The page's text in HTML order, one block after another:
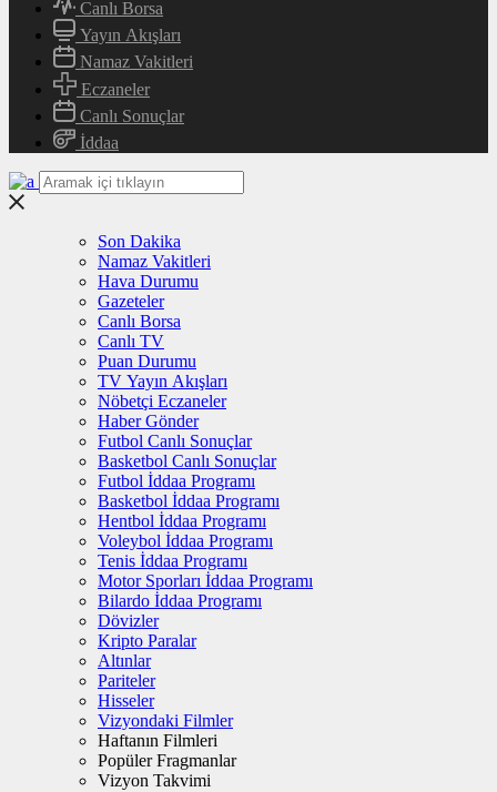
Canlı Borsa
Yayın Akışları
Namaz Vakitleri
Eczaneler
Canlı Sonuçlar
İddaa
Son Dakika
Namaz Vakitleri
Hava Durumu
Gazeteler
Canlı Borsa
Canlı TV
Puan Durumu
TV Yayın Akışları
Nöbetçi Eczaneler
Haber Gönder
Futbol Canlı Sonuçlar
Basketbol Canlı Sonuçlar
Futbol İddaa Programı
Basketbol İddaa Programı
Hentbol İddaa Programı
Voleybol İddaa Programı
Tenis İddaa Programı
Motor Sporları İddaa Programı
Bilardo İddaa Programı
Dövizler
Kripto Paralar
Altınlar
Pariteler
Hisseler
Vizyondaki Filmler
Haftanın Filmleri
Popüler Fragmanlar
Vizyon Takvimi